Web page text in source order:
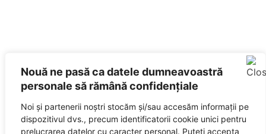
Nouă ne pasă ca datele dumneavoastră
personale să rămână confidențiale
Noi și partenerii noștri stocăm și/sau accesăm informații pe
dispozitivul dvs., precum identificatorii cookie unici pentru
prelucrarea datelor cu caracter personal. Puteți accepta